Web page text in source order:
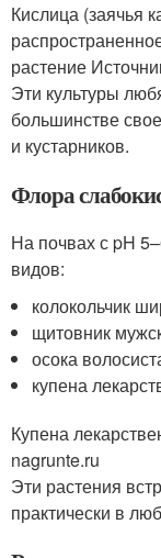
Кислица (заячья
растение
Эти культуры
большинстве
и кустарников.
Флора
На почвах с pH
видов:
колокольчик
щитовник
осока
купена
Купена
nagrunte.ru
Эти растения
практически в